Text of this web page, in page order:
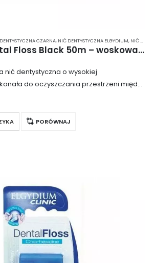
CZARNA, NIĆ DENTYSTYCZNA ELGYDIUM, NIĆ DENTYSTYCZNA WOSKOWANA
ELGYDIUM Dental Floss Black 50m – woskowana, czarna nić dentystyczna bez mentolu
nić dentystyczna o wysokiej
do oczyszczania przestrzeni między
zębami. Dzięki cienkiej strukturze i
nić łatwo przesuwa się między
usuwając osad…
PORÓWNAJ